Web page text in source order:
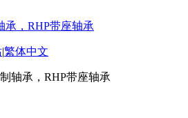
|繁体中文
轴承，RHP带座轴承